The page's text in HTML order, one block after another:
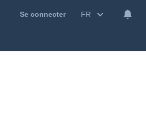
Se connecter FR